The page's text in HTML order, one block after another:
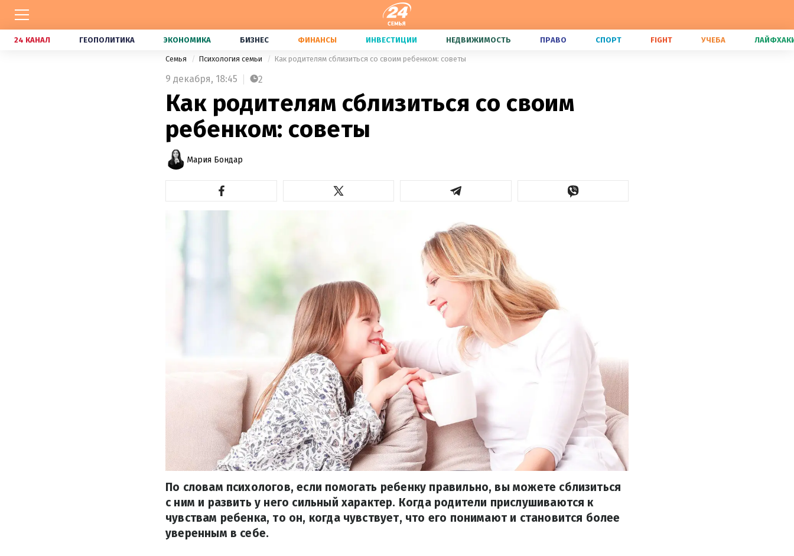
24 КАНАЛ ГЕОПОЛИТИКА ЭКОНОМИКА БИЗНЕС ФИНАНСЫ ИНВЕСТИЦИИ НЕДВИЖИМОСТЬ ПРАВО СПОРТ FIGHT УЧЕБА
Семья Психология семьи Как родителям сблизиться со своим ребенком: советы
9 декабря, 18:45 2
Как родителям сблизиться со своим
ребенком: советы
Мария Бондар
По словам психологов, если помогать ребенку правильно, вы можете сблизиться
с ним и развить у него сильный характер. Когда родители прислушиваются к
чувствам ребенка, то он, когда чувствует, что его понимают и становится более
уверенным в себе.